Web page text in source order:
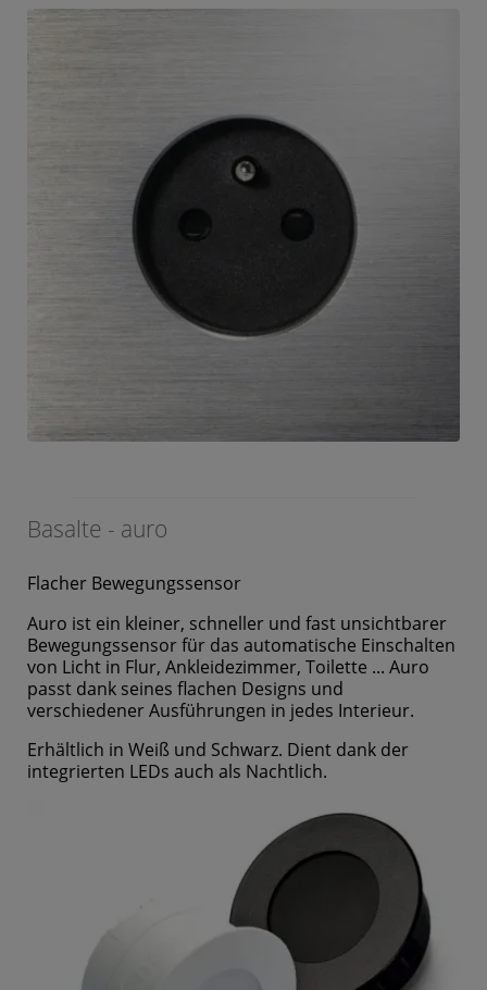
Basalte - auro
Flacher Bewegungssensor
Auro ist ein kleiner, schneller und fast unsichtbarer
Bewegungssensor für das automatische Einschalten
von Licht in Flur, Ankleidezimmer, Toilette ... Auro
passt dank seines flachen Designs und
verschiedener Ausführungen in jedes Interieur.
Erhältlich in Weiß und Schwarz. Dient dank der
integrierten LEDs auch als Nachtlich.